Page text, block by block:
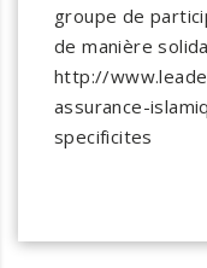
groupe de
de manière
http://
assurance-
specificites